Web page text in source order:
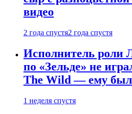
видео
2 года спустя2 года спустя
Исполнитель роли
по «Зельде» не
The Wild — ему
1 неделя спустя